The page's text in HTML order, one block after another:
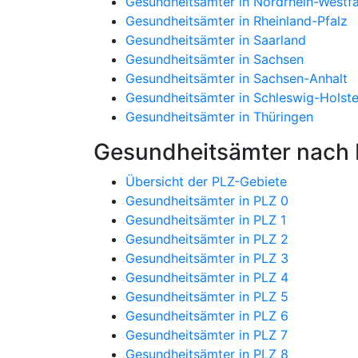
Gesundheitsämter in Rheinland-Pfalz
Gesundheitsämter in Saarland
Gesundheitsämter in Sachsen
Gesundheitsämter in Sachsen-Anhalt
Gesundheitsämter in Schleswig-
Gesundheitsämter in Thüringen
Gesundheitsämter nach
Übersicht der PLZ-Gebiete
Gesundheitsämter in PLZ 0
Gesundheitsämter in PLZ 1
Gesundheitsämter in PLZ 2
Gesundheitsämter in PLZ 3
Gesundheitsämter in PLZ 4
Gesundheitsämter in PLZ 5
Gesundheitsämter in PLZ 6
Gesundheitsämter in PLZ 7
Gesundheitsämter in PLZ 8